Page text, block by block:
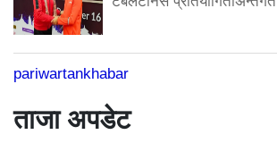
pariwartankhabar
ताजा अपडेट